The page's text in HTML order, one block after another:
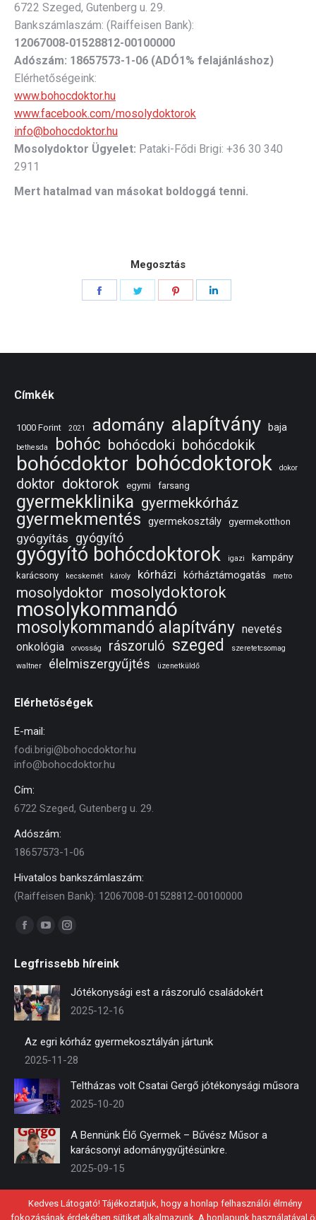
6722 Szeged, Gutenberg u. 29.
Bankszámlaszám: (Raiffeisen Bank):
12067008-01528812-00100000
Adószám: 18657573-1-06 (ADÓ1% felajánláshoz)
Elérhetőségeink:
www.bohocdoktor.hu
www.facebook.com/mosolydoktorok
info@bohocdoktor.hu
Mosolydoktor Ügyelet: Pataki-Fődi Brigi: +36 30 340
2911
Mert hatalmad van másokat boldoggá tenni.
Megosztás
Címkék
1000 Forint 2021 adomány alapítvány baja
bethesda bohóc bohócdoki bohócdokik
bohócdoktor bohócdoktorok dokor
doktor doktorok egymi farsang
gyermekklinika gyermekkórház
gyermekmentés gyermekosztály gyermekotthon
gyógyítás gyógyító
gyógyító bohócdoktorok igazi kampány
karácsony kecskemét károly kórházi kórháztámogatás metro
mosolydoktor mosolydoktorok
mosolykommandó
mosolykommandó alapítvány nevetés
onkológia
orvosság rászoruló szeged
szeretetcsomag
waltner
élelmiszergyűjtés üzenetküldő
Elérhetőségek
E-mail:
fodi.brigi@bohocdoktor.hu
info@bohocdoktor.hu
Cím:
6722 Szeged, Gutenberg u. 29.
Adószám:
18657573-1-06
Hivatalos bankszámlaszám:
(Raiffeisen Bank): 12067008-01528812-00100000
Find us on:
Facebook
opens
in
new
YouTube
opens
in
new
Instagram
opens
new
Legfrissebb híreink
Jótékonysági est a rászoruló családokért
2025-12-16
Az egri kórház gyermekosztályán jártunk
2025-11-28
Teltházas volt Csatai Gergő jótékonysági műsora
2025-10-20
A Bennünk Élő Gyermek – Bűvész Műsor a
karácsonyi adománygyűjtésünkre.
2025-09-15
Kedves Látogató! Tájékoztatjuk, hogy a honlap felhasználói élmény
fokozásának érdekében sütiket alkalmazunk. A honlapunk használatával